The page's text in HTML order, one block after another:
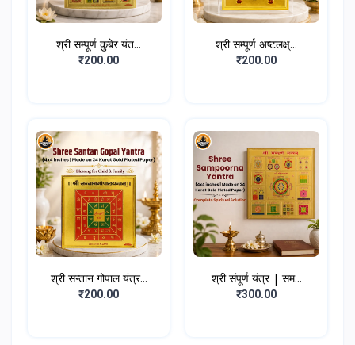
श्री सम्पूर्ण कुबेर यंत...
₹200.00
श्री सम्पूर्ण अष्टलक्ष्...
₹200.00
श्री सन्तान गोपाल यंत्र...
₹200.00
श्री संपूर्ण यंत्र | सम...
₹300.00